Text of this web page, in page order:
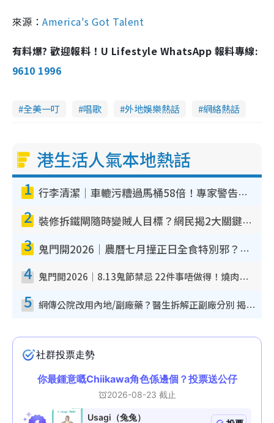
來源：America's Got Talent
有料爆? 歡迎報料！U Lifestyle WhatsApp 報料專線:
9610 1996
全美一叮 唱歌 外地娛樂熱話 網絡熱話
港生活人氣本地熱話
1 行李清潔｜車轆污糟過馬桶58倍！專家警告忌用酒精抹 教1招免污手除菌
2 裝修拆鐵閘隨時變賊人目標？網民揭2大關鍵用途：裝新式等於白裝？附新舊鐵閘分別
3 鬼門開2026｜農曆七月撞正日全食特別邪？專家警告切忌做一事！揭4大禁忌+2招保平安
4 鬼門開2026｜8.13鬼節禁忌 22件事唔做得！燒肉、刺身要少食？半夜勿吹口哨/打呢個電話
5 網傳公院改用內地/副廠藥？醫生拆解正副廠分別 揭4類人換藥隨時出事